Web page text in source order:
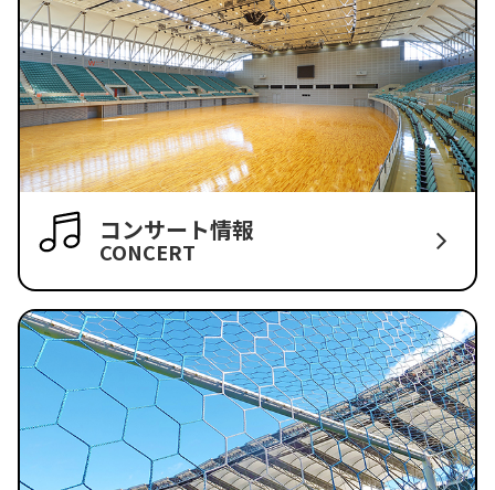
コンサート情報
CONCERT